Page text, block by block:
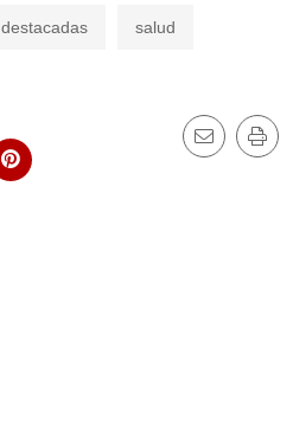
destacadas salud